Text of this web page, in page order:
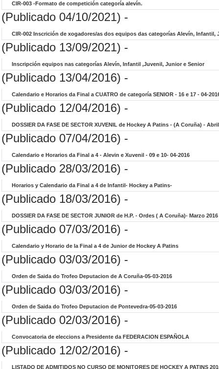
CIR-003 -Formato de competición categoría alevín.
(Publicado 04/10/2021) -
CIR-002 Inscrición de xogadores/as dos equipos das categorías Alevín, Infantil,
(Publicado 13/09/2021) -
Inscripción equipos nas categorías Alevín, Infantil ,Juvenil, Junior e Senior
(Publicado 13/04/2016) -
Calendario e Horarios da Final a CUATRO de categoría SENIOR - 16 e 17 - 04-
(Publicado 12/04/2016) -
DOSSIER DA FASE DE SECTOR XUVENIL de Hockey A Patins - (A Coruña) -
(Publicado 07/04/2016) -
Calendario e Horarios da Final a 4 - Alevin e Xuvenil - 09 e 10- 04-2016
(Publicado 28/03/2016) -
Horarios y Calendario da Final a 4 de Infantil- Hockey a Patins-
(Publicado 18/03/2016) -
DOSSIER DA FASE DE SECTOR JUNIOR de H.P. - Ordes ( A Coruña)- Marzo 2016
(Publicado 07/03/2016) -
Calendario y Horario de la Final a 4 de Junior de Hockey A Patins
(Publicado 03/03/2016) -
Orden de Saida do Trofeo Deputacion de A Coruña-05-03-2016
(Publicado 03/03/2016) -
Orden de Saida do Trofeo Deputacion de Pontevedra-05-03-2016
(Publicado 02/03/2016) -
Convocatoria de eleccions a Presidente da FEDERACION ESPAÑOLA
(Publicado 12/02/2016) -
LISTADO DE ADMITIDOS NO CURSO DE MONITORES DE HOCKEY A PATINS